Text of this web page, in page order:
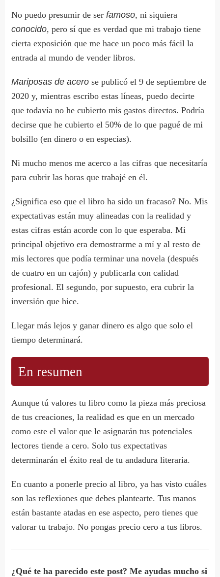
No puedo presumir de serfamoso, ni siquiera
conocido, pero sí que es verdad que mi trabajo tiene
cierta exposición que me hace un poco más fácil la
entrada al mundo de vender libros.
Mariposas de acero se publicó el 9 de septiembre de
2020 y, mientras escribo estas líneas, puedo decirte
que todavía no he cubierto mis gastos directos. Podría
decirse que he cubierto el 50% de lo que pagué de mi
bolsillo (en dinero o en especias).
Ni mucho menos me acerco a las cifras que necesitaría
para cubrir las horas que trabajé en él.
¿Significa eso que el libro ha sido un fracaso? No. Mis
expectativas están muy alineadas con la realidad y
estas cifras están acorde con lo que esperaba. Mi
principal objetivo era demostrarme a mí y al resto de
mis lectores que podía terminar una novela (después
de cuatro en un cajón) y publicarla con calidad
profesional. El segundo, por supuesto, era cubrir la
inversión que hice.
Llegar más lejos y ganar dinero es algo que solo el
tiempo determinará.
En resumen
Aunque tú valores tu libro como la pieza más preciosa
de tus creaciones, la realidad es que en un mercado
como este el valor que le asignarán tus potenciales
lectores tiende a cero. Solo tus expectativas
determinarán el éxito real de tu andadura literaria.
En cuanto a ponerle precio al libro, ya has visto cuáles
son las reflexiones que debes plantearte. Tus manos
están bastante atadas en ese aspecto, pero tienes que
valorar tu trabajo. No pongas precio cero a tus libros.
¿Qué te ha parecido este post? Me ayudas mucho si